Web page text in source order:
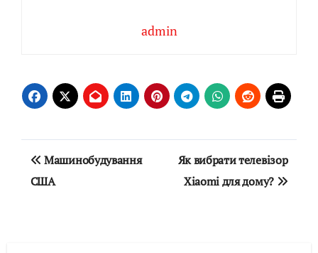
admin
Навігація
записів
Машинобудування
США
Як вибрати телевізор
Xiaomi для дому?